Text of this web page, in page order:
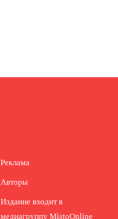
Реклама
Авторы
Издание входит в
медиагруппу MistoOnline